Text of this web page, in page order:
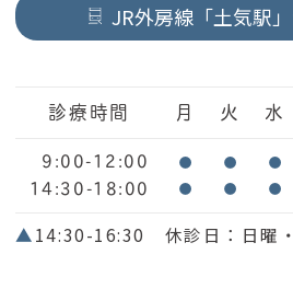
JR外房線「土気駅
診療時間 月 火 水
9:00-12:00 ● ● ●
14:30-18:00 ● ● ●
▲14:30-16:30 休診日：日曜